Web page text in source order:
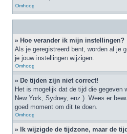
Omhoog
» Hoe verander ik mijn instellingen?
Als je geregistreerd bent, worden al je
je jouw instellingen wijzigen.
Omhoog
» De tijden zijn niet correct!
Het is mogelijk dat de tijd die gegeven
New York, Sydney, enz.). Wees er
goed moment om dit te doen.
Omhoog
» Ik wijzigde de tijdzone, maar de